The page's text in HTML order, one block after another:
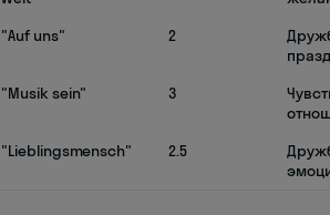
"Auf uns" 2
"Musik sein" 3
"Lieblingsmensch" 2.5